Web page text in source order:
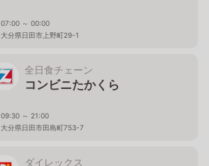
07:00 ～ 00:00
大分県日田市上野町29-1
全日食チェーン
コンビニたかくら
09:30 ～ 21:00
大分県日田市田島町753-7
ダイレックス